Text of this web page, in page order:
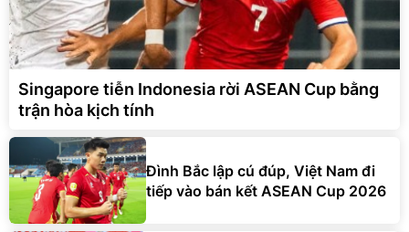
Singapore tiễn Indonesia rời ASEAN Cup bằng
trận hòa kịch tính
Đình Bắc lập cú đúp, Việt Nam đi
tiếp vào bán kết ASEAN Cup 2026